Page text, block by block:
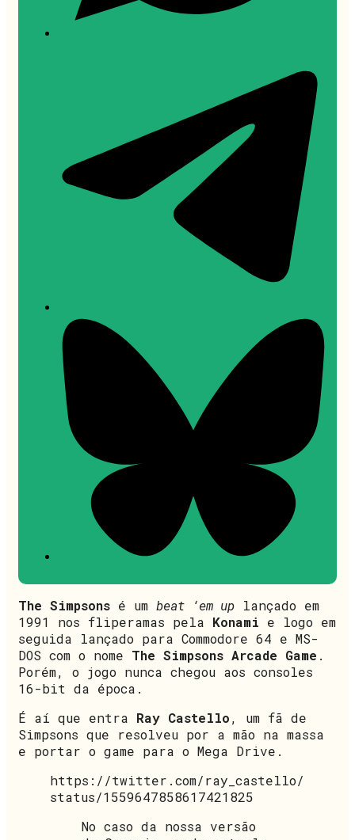
The Simpsons é um beat ‘em up lançado em
1991 nos fliperamas pela Konami e logo em
seguida lançado para Commodore 64 e MS-
DOS com o nome The Simpsons Arcade Game .
Porém, o jogo nunca chegou aos consoles
16-bit da época.
É aí que entra Ray Castello, um fã de
Simpsons que resolveu por a mão na massa
e portar o game para o Mega Drive.
https://twitter.com/ray_castello/
status/1559647858617421825
No caso da nossa versão